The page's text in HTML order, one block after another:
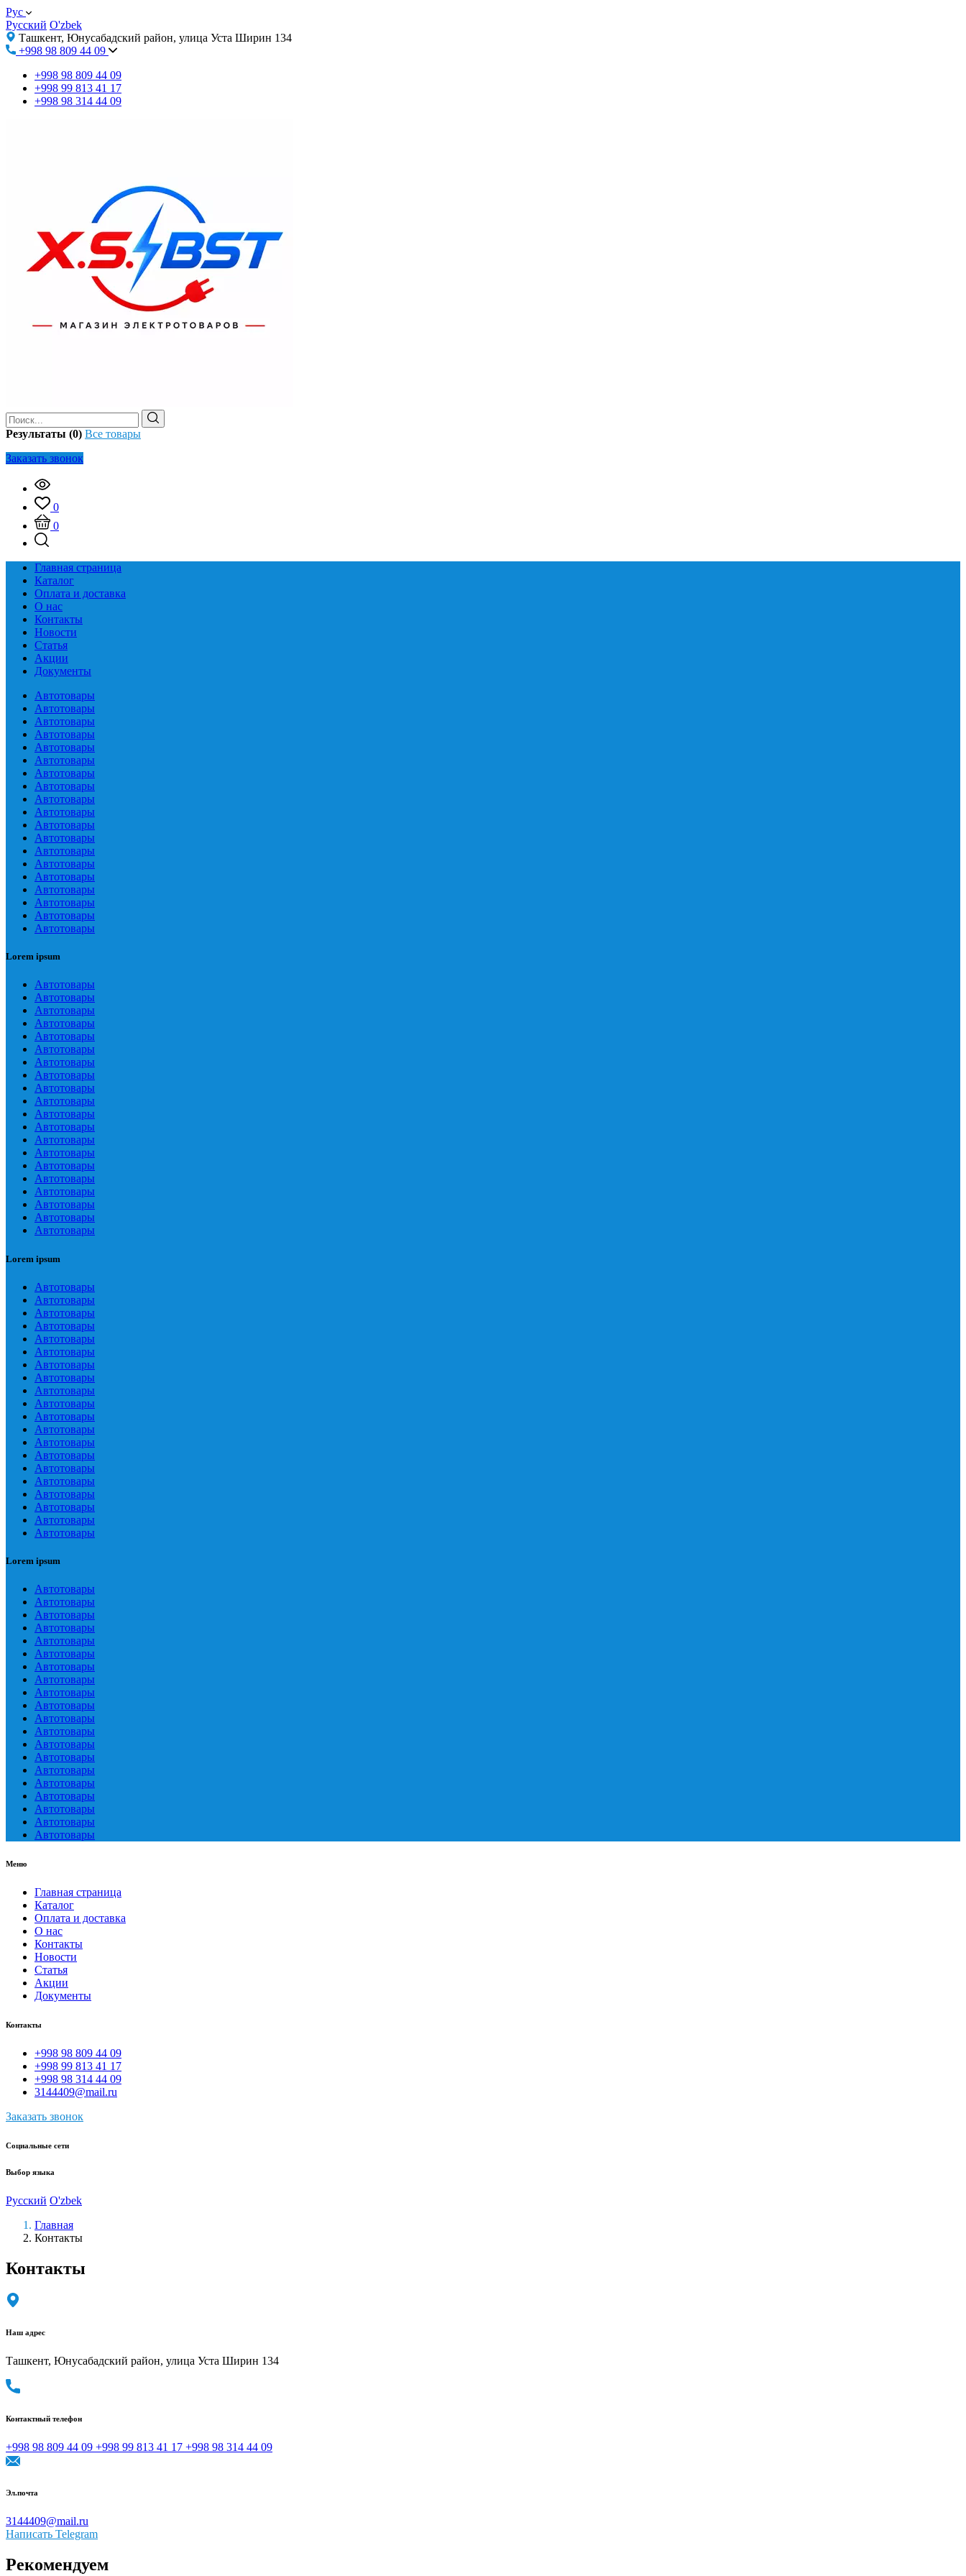
Рус
Русский O'zbek
Ташкент, Юнусабадский район, улица Уста Ширин 134
+998 98 809 44 09
+998 98 809 44 09
+998 99 813 41 17
+998 98 314 44 09
Результаты (0) Все товары
Заказать звонок
0
0
Главная страница
Каталог
Оплата и доставка
О нас
Контакты
Новости
Статья
Акции
Документы
Автотовары
Автотовары
Автотовары
Автотовары
Автотовары
Автотовары
Автотовары
Автотовары
Автотовары
Автотовары
Автотовары
Автотовары
Автотовары
Автотовары
Автотовары
Автотовары
Автотовары
Автотовары
Автотовары
Lorem ipsum
Автотовары
Автотовары
Автотовары
Автотовары
Автотовары
Автотовары
Автотовары
Автотовары
Автотовары
Автотовары
Автотовары
Автотовары
Автотовары
Автотовары
Автотовары
Автотовары
Автотовары
Автотовары
Автотовары
Автотовары
Lorem ipsum
Автотовары
Автотовары
Автотовары
Автотовары
Автотовары
Автотовары
Автотовары
Автотовары
Автотовары
Автотовары
Автотовары
Автотовары
Автотовары
Автотовары
Автотовары
Автотовары
Автотовары
Автотовары
Автотовары
Автотовары
Lorem ipsum
Автотовары
Автотовары
Автотовары
Автотовары
Автотовары
Автотовары
Автотовары
Автотовары
Автотовары
Автотовары
Автотовары
Автотовары
Автотовары
Автотовары
Автотовары
Автотовары
Автотовары
Автотовары
Автотовары
Автотовары
Меню
Главная страница
Каталог
Оплата и доставка
О нас
Контакты
Новости
Статья
Акции
Документы
Контакты
+998 98 809 44 09
+998 99 813 41 17
+998 98 314 44 09
3144409@mail.ru
Заказать звонок
Социальные сети
Выбор языка
Русский O'zbek
Главная
Контакты
Контакты
Наш адрес
Ташкент, Юнусабадский район, улица Уста Ширин 134
Контактный телефон
+998 98 809 44 09 +998 99 813 41 17 +998 98 314 44 09
Эл.почта
3144409@mail.ru
Написать Telegram
Рекомендуем